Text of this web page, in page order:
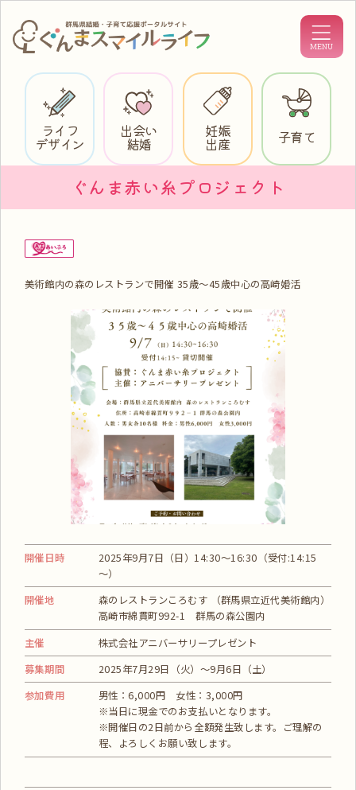
ライフ
デザイン
出会い
結婚
妊娠
出産 子育て
ぐんま赤い糸プロジェクト
美術館内の森のレストランで開催 35歳～45歳中心の高崎婚活
開催日時
2025年9月7日（日）14:30～16:30（受付:14:15
～）
開催地
森のレストランころむす （群馬県立近代美術館内）
高崎市綿貫町992-1 群馬の森公園内
主催
株式会社アニバーサリープレゼント
募集期間
2025年7月29日（火）～9月6日（土）
参加費用
男性：6,000円 女性：3,000円
※当日に現金でのお支払いとなります。
※開催日の2日前から全額発生致します。ご理解の
程、よろしくお願い致します。